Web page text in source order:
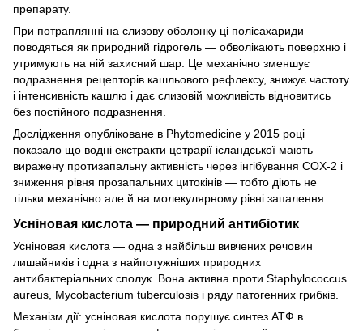
препарату.
При потраплянні на слизову оболонку ці полісахариди
поводяться як природний гідрогель — обволікають поверхню і
утримують на ній захисний шар. Це механічно зменшує
подразнення рецепторів кашльового рефлексу, знижує частоту
і інтенсивність кашлю і дає слизовій можливість відновитись
без постійного подразнення.
Дослідження опубліковане в Phytomedicine у 2015 році
показало що водні екстракти цетрарії ісландської мають
виражену протизапальну активність через інгібування COX-2 і
зниження рівня прозапальних цитокінів — тобто діють не
тільки механічно але й на молекулярному рівні запалення.
Усніновая кислота — природний антибіотик
Усніновая кислота — одна з найбільш вивчених речовин
лишайників і одна з найпотужніших природних
антибактеріальних сполук. Вона активна проти Staphylococcus
aureus, Mycobacterium tuberculosis і ряду патогенних грибків.
Механізм дії: усніновая кислота порушує синтез АТФ в